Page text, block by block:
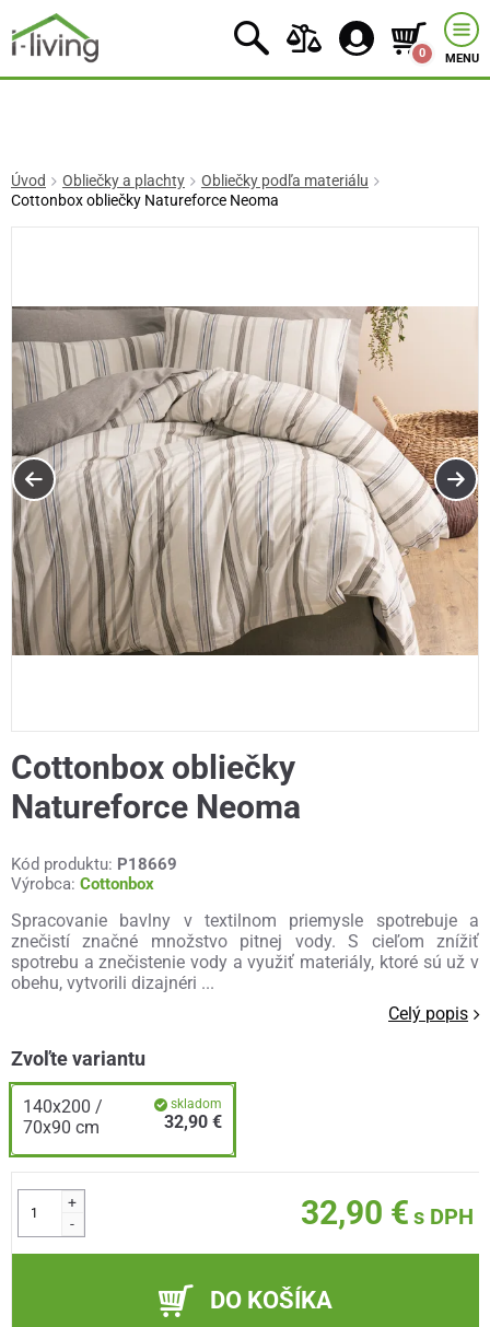
0 MENU
Úvod Obliečky a plachty
Obliečky podľa materiálu
Cottonbox obliečky Natureforce Neoma
Cottonbox obliečky
Natureforce Neoma
Kód produktu: P18669
Výrobca: Cottonbox
Spracovanie bavlny v textilnom priemysle spotrebuje a
znečistí značné množstvo pitnej vody. S cieľom znížiť
spotrebu a znečistenie vody a využiť materiály, ktoré sú už v
obehu, vytvorili dizajnéri ...
Celý popis
Zvoľte variantu
140x200 /
70x90 cm
skladom
32,90 €
+
-
32,90 € s DPH
DO KOŠÍKA